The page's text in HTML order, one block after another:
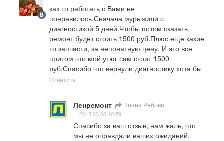
как то работать с Вами не
понравилось.Сначала мурыжили с
диагностикой 5 дней.Чтобы потом сказать
ремонт будет стоить 1500 руб.Плюс еще какие
то запчасти, за непонятную цену. И это все
притом что мой утюг сам стоит 1500
руб.Спасибо что вернули диагностику хотя бы
Ответить
Ленремонт Нонна Рябова
2015.03.06 10:59
Спасибо за ваш отзыв, нам жаль, что
мы не оправдали ваших ожиданий.